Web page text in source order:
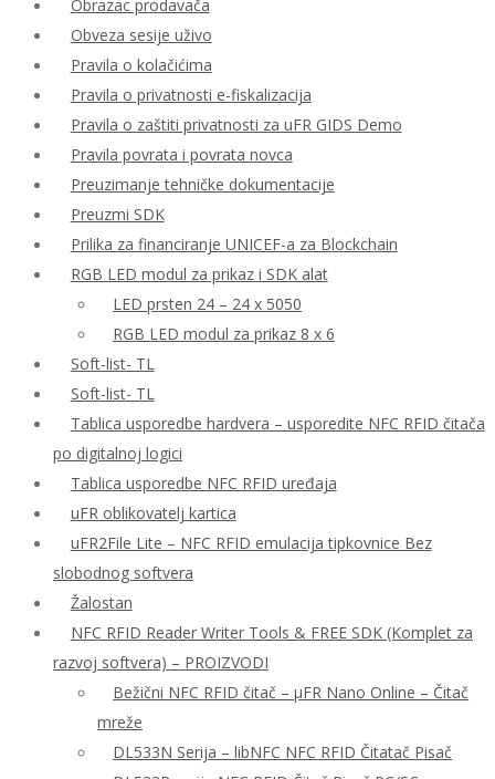
Obrazac prodavača
Obveza sesije uživo
Pravila o kolačićima
Pravila o privatnosti e-fiskalizacija
Pravila o zaštiti privatnosti za uFR GIDS Demo
Pravila povrata i povrata novca
Preuzimanje tehničke dokumentacije
Preuzmi SDK
Prilika za financiranje UNICEF-a za Blockchain
RGB LED modul za prikaz i SDK alat
LED prsten 24 – 24 x 5050
RGB LED modul za prikaz 8 x 6
Soft-list- TL
Soft-list- TL
Tablica usporedbe hardvera – usporedite NFC RFID čitača
po digitalnoj logici
Tablica usporedbe NFC RFID uređaja
uFR oblikovatelj kartica
uFR2File Lite – NFC RFID emulacija tipkovnice Bez
slobodnog softvera
Žalostan
NFC RFID Reader Writer Tools & FREE SDK (Komplet za
razvoj softvera) – PROIZVODI
Bežični NFC RFID čitač – μFR Nano Online – Čitač
mreže
DL533N Serija – libNFC NFC RFID Čitatač Pisač